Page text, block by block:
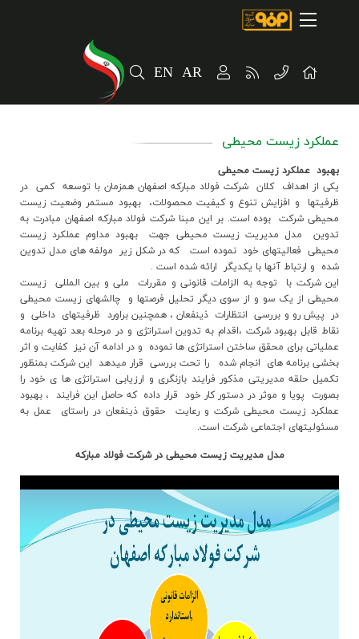
AR
EN
مسیر ماندگار
فروش و مشتریان
ارتباطات و توسعه برند سازمانی
مسئولیت های اجتماعی
پروژه های سرمایه گذاری
پایداری
سهامداران
ارتباط با ما
عملکرد زیست محیطی
بهبود عملکرد زیست محیطی
یکی از اهداف کلان شرکت فولاد مبارکه اصفهان همزمان با توسعه کمی در
ظرفیتها و افزایش تنوع و کیفیت محصولات، بهبود مستمر وضعیت زیست
محیطی شرکت بوده است. بر این مبنا شرکت فولاد مبارکه اصفهان مبادرت به
تدوین مدل مدیریت زیست محیطی جهت بهبود مداوم عملکرد زیست
محیطی فعالیتهای خود نموده است که در شکل زیر مولفه های مدل تدوین
شده و ارتباط آنها با یکدیگر ارائه شده است .
این شرکت با توجه به الزامات قانونی و مقررات ملی و بین المللی زیست
محیطی از یک سو و از سوی دیگر تحلیل فرصتها و چالشهای زیست محیطی
در پیش رو و بررسی انتظارات ذینفعان ، همچنین براورد ظرفیتهای داخلی و
نقاط قابل بهبود شرکت ،اقدام به تدوین استراتژی و در مرحله بعد تهیه برنامه
عملیاتی برای محقق ساختن استراتژی ها نموده و در ادامه آن نیز کفایت و اثر
بخشی برنامه های انجام شده را تحت بررسی قرار میدهد این شرکت بمنظور
تکمیل حلقه مدیریتی مذکور فرایند بازنگری و ارزیابی استراتژی ها ی خود را
بصورت پویا و موثر در دستور کار خود قرار داده که حاصل این فرایند ، بهبود
عملکرد زیست محیطی شرکت و رعایت حقوق ذینفعان در راستای عمل به
مسئولیتهای اجتماعی شرکت است.
مدل مدیریت زیست محیطی در شرکت فولاد مبارکه